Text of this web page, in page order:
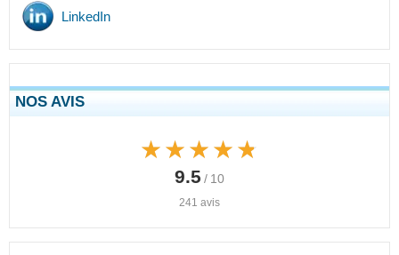
LinkedIn
NOS AVIS
★★★★★
★★★★★
9.5 / 10
241 avis